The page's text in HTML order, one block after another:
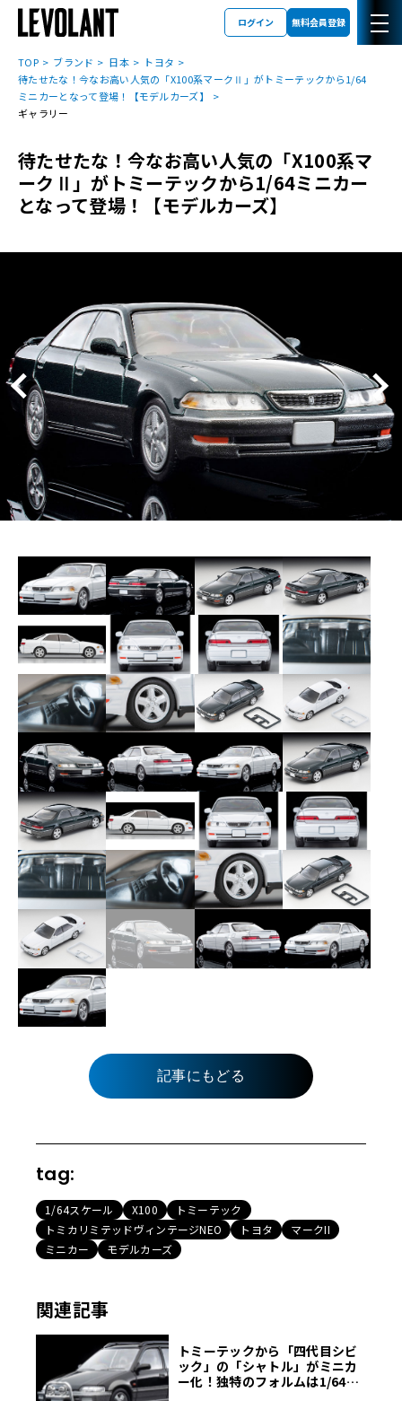
ログイン 無料会員登録
TOP ブランド 日本
トヨタ
待たせたな！今なお高い人気の「X100系マークⅡ」がトミーテックから1/64
ミニカーとなって登場！【モデルカーズ】
ギャラリー
待たせたな！今なお高い人気の「X100系マ
ークⅡ」がトミーテックから1/64ミニカー
となって登場！【モデルカーズ】
記事にもどる
tag:
1/64スケール X100
トミーテック
トミカリミテッドヴィンテージNEO
トヨタ
マークII
ミニカー
モデルカーズ
関連記事
トミーテックから「四代目シビ
ック」の「シャトル」がミニカ
ー化！独特のフォルムは1/64ス